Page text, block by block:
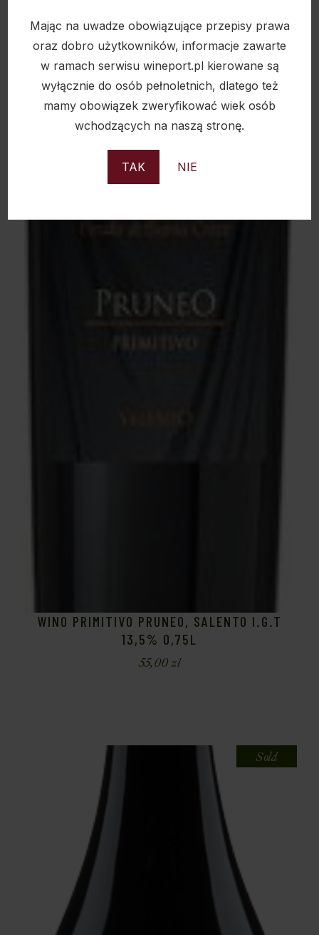
Mając na uwadze obowiązujące przepisy prawa
oraz dobro użytkowników, informacje zawarte
w ramach serwisu wineport.pl kierowane są
wyłącznie do osób pełnoletnich, dlatego też
mamy obowiązek zweryfikować wiek osób
wchodzących na naszą stronę.
TAK NIE
WINO PRIMITIVO PRUNEO, SALENTO I.G.T
13,5% 0,75L
55,00zł
Sold